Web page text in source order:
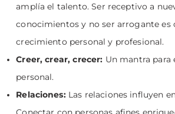
amplía el talento. Ser receptivo a
conocimientos y no ser arrogante es
crecimiento personal y profesional.
Creer, crear, crecer: Un mantra para
personal.
Relaciones:Las relaciones influyen